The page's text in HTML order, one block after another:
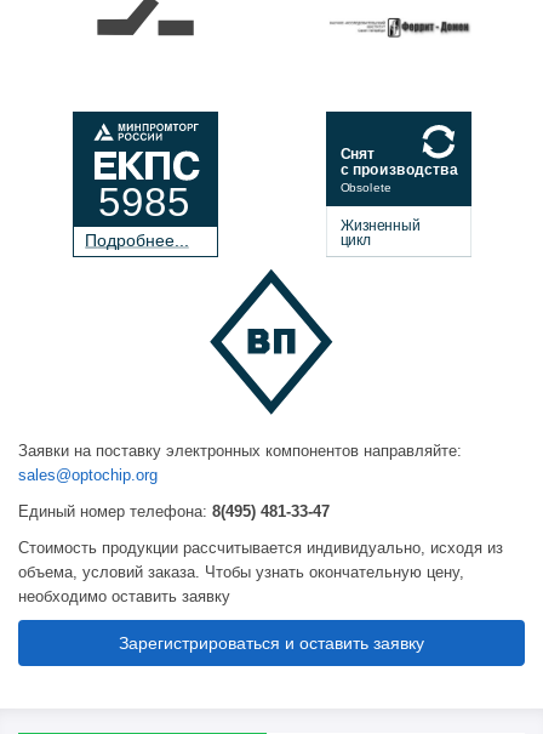
Подробнее...
5985
Жизненный
цикл
Obsolete
Снят
с производства
Заявки на поставку электронных компонентов направляйте:
sales@optochip.org
Единый номер телефона: 8(495) 481-33-47
Стоимость продукции рассчитывается индивидуально, исходя из
объема, условий заказа. Чтобы узнать окончательную цену,
необходимо оставить заявку
Зарегистрироваться и оставить заявку